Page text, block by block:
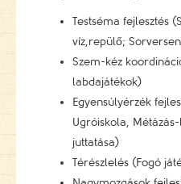
Testséma fejlesztés
víz,repülő;
Szem-kéz
labdajátékok)
Egyensúlyérzék
Ugróiskola,
juttatása)
Térészlelés (Fogó